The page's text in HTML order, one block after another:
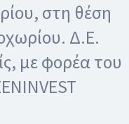
στη θέση
Δ.Ε.
με φορέα του